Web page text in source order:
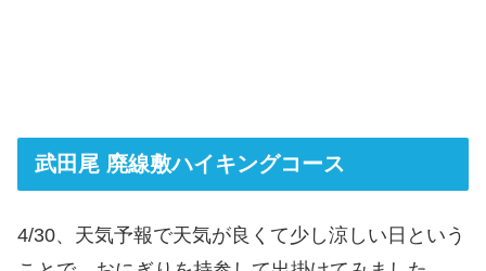
武田尾 廃線敷ハイキングコース
4/30、天気予報で天気が良くて少し涼しい日という